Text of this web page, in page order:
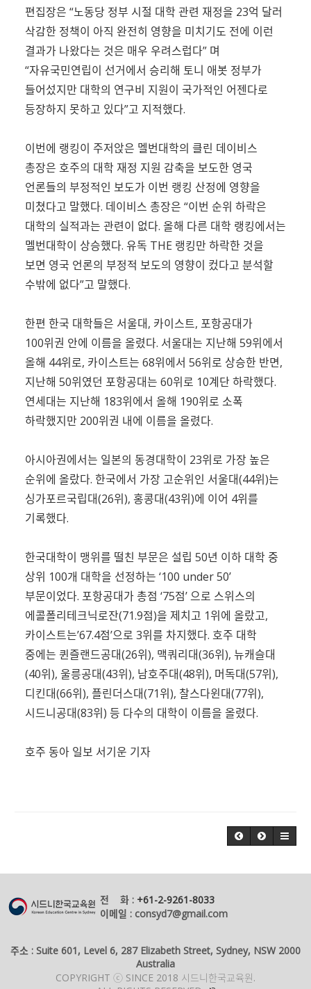
편집장은 “노동당 정부 시절 대학 관련 재정을 23억 달러
삭감한 정책이 아직 완전히 영향을 미치기도 전에 이런
결과가 나왔다는 것은 매우 우려스럽다” 며
“자유국민연립이 선거에서 승리해 토니 애봇 정부가
들어섰지만 대학의 연구비 지원이 국가적인 어젠다로
등장하지 못하고 있다”고 지적했다.
이번에 랭킹이 주저앉은 멜번대학의 클린 데이비스
총장은 호주의 대학 재정 지원 감축을 보도한 영국
언론들의 부정적인 보도가 이번 랭킹 산정에 영향을
미쳤다고 말했다. 데이비스 총장은 “이번 순위 하락은
대학의 실적과는 관련이 없다. 올해 다른 대학 랭킹에서는
멜번대학이 상승했다. 유독 THE 랭킹만 하락한 것을
보면 영국 언론의 부정적 보도의 영향이 컸다고 분석할
수밖에 없다”고 말했다.
한편 한국 대학들은 서울대, 카이스트, 포항공대가
100위권 안에 이름을 올렸다. 서울대는 지난해 59위에서
올해 44위로, 카이스트는 68위에서 56위로 상승한 반면,
지난해 50위였던 포항공대는 60위로 10계단 하락했다.
연세대는 지난해 183위에서 올해 190위로 소폭
하락했지만 200위권 내에 이름을 올렸다.
아시아권에서는 일본의 동경대학이 23위로 가장 높은
순위에 올랐다. 한국에서 가장 고순위인 서울대(44위)는
싱가포르국립대(26위), 홍콩대(43위)에 이어 4위를
기록했다.
한국대학이 맹위를 떨친 부문은 설립 50년 이하 대학 중
상위 100개 대학을 선정하는 ‘100 under 50’
부문이었다. 포항공대가 총점 ‘75점’ 으로 스위스의
에콜폴리테크닉로잔(71.9점)을 제치고 1위에 올랐고,
카이스트는’67.4점’으로 3위를 차지했다. 호주 대학
중에는 퀸즐랜드공대(26위), 맥쿼리대(36위), 뉴캐슬대
(40위), 울릉공대(43위), 남호주대(48위), 머독대(57위),
디킨대(66위), 플린더스대(71위), 찰스다윈대(77위),
시드니공대(83위) 등 다수의 대학이 이름을 올렸다.
호주 동아 일보 서기운 기자
전 화 : +61-2-9261-8033
이메일 : consyd7@gmail.com
주소 : Suite 601, Level 6, 287 Elizabeth Street, Sydney, NSW 2000
Australia
COPYRIGHT ⓒ SINCE 2018 시드니한국교육원.